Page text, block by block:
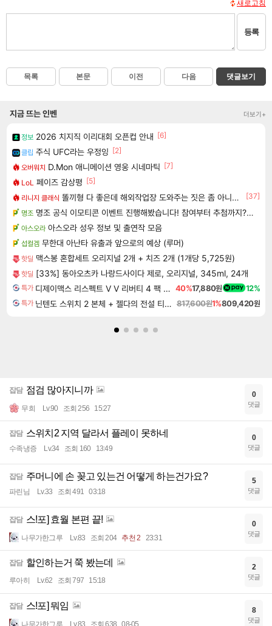
새로고침
등록
목록 본문 이전 다음 댓글보기
지금 뜨는 인벤 더보기+
정보 2026 치지직 이리대회 오픈컵 안내 [6]
클립 주식 UFC라는 우정잉 [2]
오버워치 D.Mon 애니메이션 영웅 시네마틱 [7]
LoL 페이즈 감상평 [5]
리니지 클래식 똘끼형 다 좋은데 해외작업장 도와주는 짓은 좀 아니지않냐?
[37]
명조 명조 공식 이모티콘 이벤트 진행해봤습니다! 참여부터 추첨까지????
아스오라 아스오라 성우 정보 및 출연작 모음
섭컬겜 무한대 아난타 유출과 앞으로의 예상 (루머)
핫딜 맥스봉 혼합세트 오리지널 2개 + 치즈 2개 (1개당 5,725원)
핫딜 [33%] 동아오츠카 나랑드사이다 제로, 오리지널, 345ml, 24개
특가 디제이맥스 리스펙트 V V 리버티 4 팩 DJMAX RESPECT V V Liberty 4 Pack DLC 40%17,880원 12%
특가 닌텐도 스위치 2 본체 + 젤다의 전설 티어스 오브 더 킹덤 닌텐도 스위치 2 에디션 + 젤다의 전설 브레스 오브 더 와일드 닌텐도 스위치 2 에디션 번들 817,600원1%809,420원
잡담 점검 많아지니까
무희 Lv.90 조회 256 15:27
0
댓글
잡담 스위치2 지역 달라서 플레이 못하네
수족냉증 Lv.34 조회 160 13:49
0
댓글
잡담 주머니에 손 꽂고 있는건 어떻게 하는건가요?
파린님 Lv.33 조회 491 03:18
5
댓글
잡담 스!포] 효월 본편 끝!
나무가한그루 Lv.83 조회 204 추천 2 23:31
0
댓글
잡담 할인하는거 쭉 봤는데
루아히 Lv.62 조회 797 15:18
2
댓글
잡담 스!포] 뭐임
나무가한그루 Lv.83 조회 638 08-05
8
댓글